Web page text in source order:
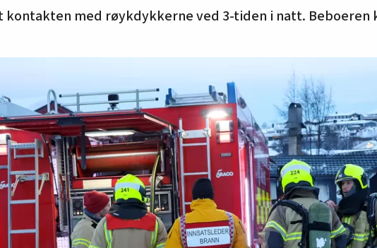
kontakten med røykdykkerne ved 3-tiden i natt. Beboeren